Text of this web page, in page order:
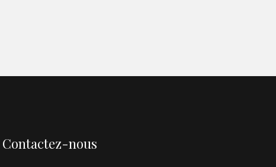
Contactez-nous